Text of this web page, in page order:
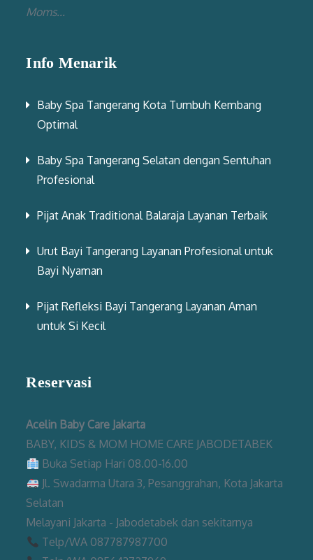
Moms...
Info Menarik
Baby Spa Tangerang Kota Tumbuh Kembang
Optimal
Baby Spa Tangerang Selatan dengan Sentuhan
Profesional
Pijat Anak Traditional Balaraja Layanan Terbaik
Urut Bayi Tangerang Layanan Profesional untuk
Bayi Nyaman
Pijat Refleksi Bayi Tangerang Layanan Aman
untuk Si Kecil
Reservasi
Acelin Baby Care Jakarta
BABY, KIDS & MOM HOME CARE JABODETABEK
Buka Setiap Hari 08.00-16.00
Jl. Swadarma Utara 3, Pesanggrahan, Kota Jakarta
Selatan
Melayani Jakarta - Jabodetabek dan sekitarnya
Telp/WA 087787987700